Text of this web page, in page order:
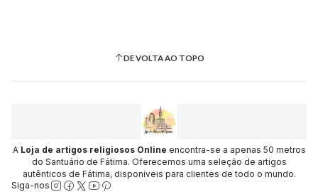
DE VOLTA AO TOPO
A Loja de artigos religiosos Online encontra-se a apenas 50 metros
do Santuário de Fátima. Oferecemos uma seleção de artigos
autênticos de Fátima, disponíveis para clientes de todo o mundo.
Siga-nos